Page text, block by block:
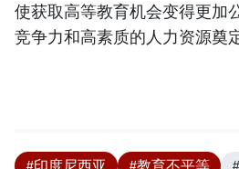
使获取高等教育机会变得更加
竞争力和高素质的人力资源奠